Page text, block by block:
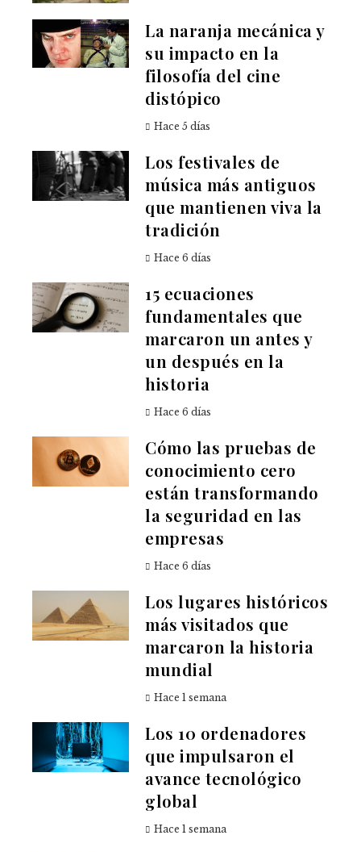
La naranja mecánica y
su impacto en la
filosofía del cine
distópico
Hace 5 días
Los festivales de
música más antiguos
que mantienen viva la
tradición
Hace 6 días
15 ecuaciones
fundamentales que
marcaron un antes y
un después en la
historia
Hace 6 días
Cómo las pruebas de
conocimiento cero
están transformando
la seguridad en las
empresas
Hace 6 días
Los lugares históricos
más visitados que
marcaron la historia
mundial
Hace 1 semana
Los 10 ordenadores
que impulsaron el
avance tecnológico
global
Hace 1 semana